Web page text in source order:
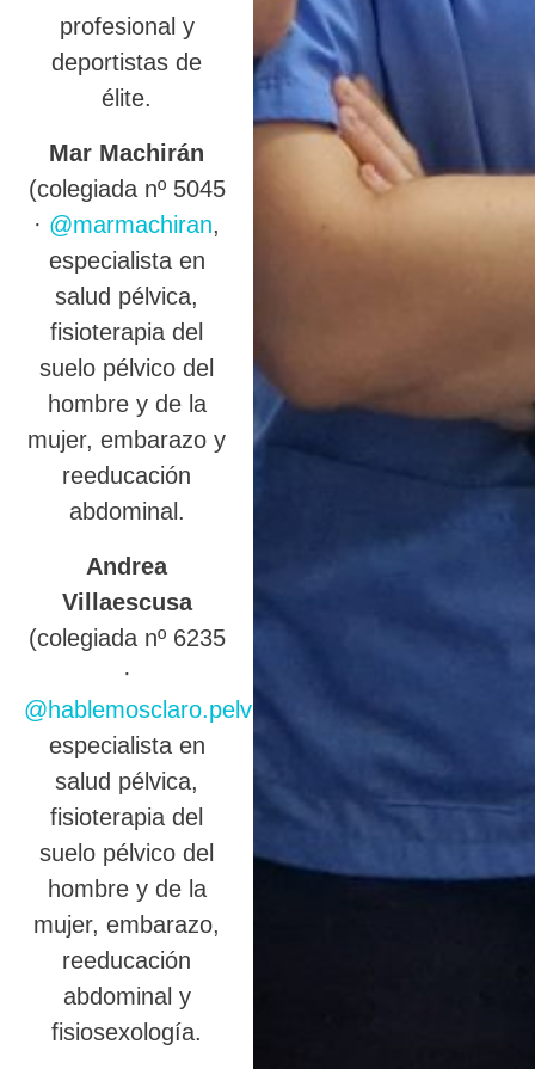
profesional y
deportistas de
élite.
Mar Machirán
(colegiada nº 5045
· @marmachiran,
especialista en
salud pélvica,
fisioterapia del
suelo pélvico del
hombre y de la
mujer, embarazo y
reeducación
abdominal.
Andrea
Villaescusa
(colegiada nº 6235
·
@hablemosclaro.pelvic
),
especialista en
salud pélvica,
fisioterapia del
suelo pélvico del
hombre y de la
mujer, embarazo,
reeducación
abdominal y
fisiosexología.